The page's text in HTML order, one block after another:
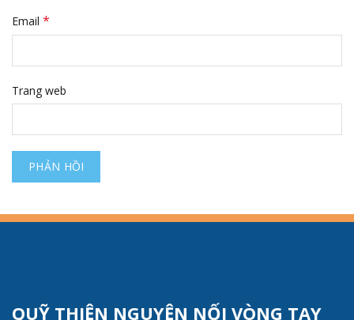
Email *
Trang web
QUỸ THIỆN NGUYỆN NỐI VÒNG TAY